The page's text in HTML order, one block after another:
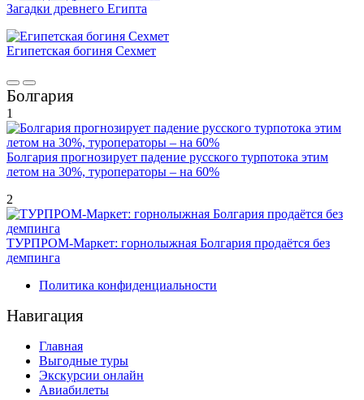
Загадки древнего Египта
Египетская богиня Сехмет
Болгария
1
Болгария прогнозирует падение русского турпотока этим
летом на 30%, туроператоры – на 60%
2
ТУРПРОМ-Маркет: горнолыжная Болгария продаётся без
демпинга
Политика конфиденциальности
Навигация
Главная
Выгодные туры
Экскурсии онлайн
Авиабилеты